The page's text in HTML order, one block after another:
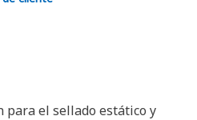
para el sellado estático y